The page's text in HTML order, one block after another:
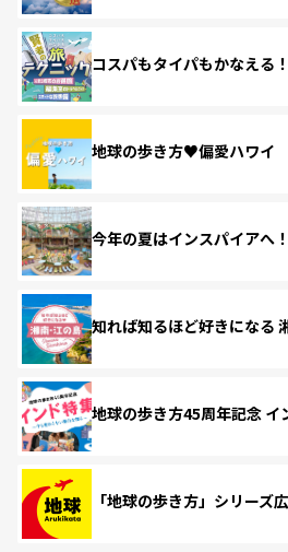
コスパもタイパもかなえる
地球の歩き方♥偏愛ハワイ
今年の夏はインスパイアへ！
知れば知るほど好きになる
地球の歩き方45周年記念 イ
「地球の歩き方」シリーズ